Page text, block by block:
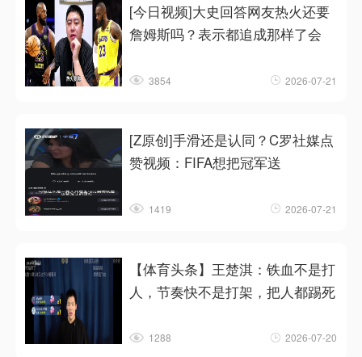
[今日视频]大史回答网友热火还要
詹姆斯吗？表示都追成那样了会
3854 2026-07-21
[Z原创]手滑还是认同？C罗社媒点
赞视频：FIFA想把冠军送
1419 2026-07-21
【体育头条】王楚淇：铁血不是打
人，节奏快不是打架，把人都踢死
1288 2026-07-20